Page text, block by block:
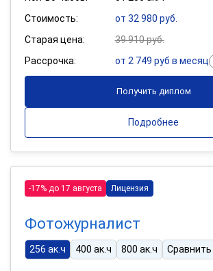
Стоимость:
от 32 980 руб.
Старая цена:
39 910 руб.
Рассрочка:
от 2 749 руб в месяц
Получить диплом
Подробнее
-17% до 17 августа Лицензия
Фотожурналист
256 ак.ч 400 ак.ч 800 ак.ч Сравнить